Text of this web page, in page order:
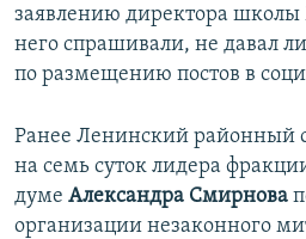
заявлению директора школы
него спрашивали, не давал
по размещению постов в
Ранее Ленинский районный
на семь суток лидера
думе Александра Смирнова
организации незаконного